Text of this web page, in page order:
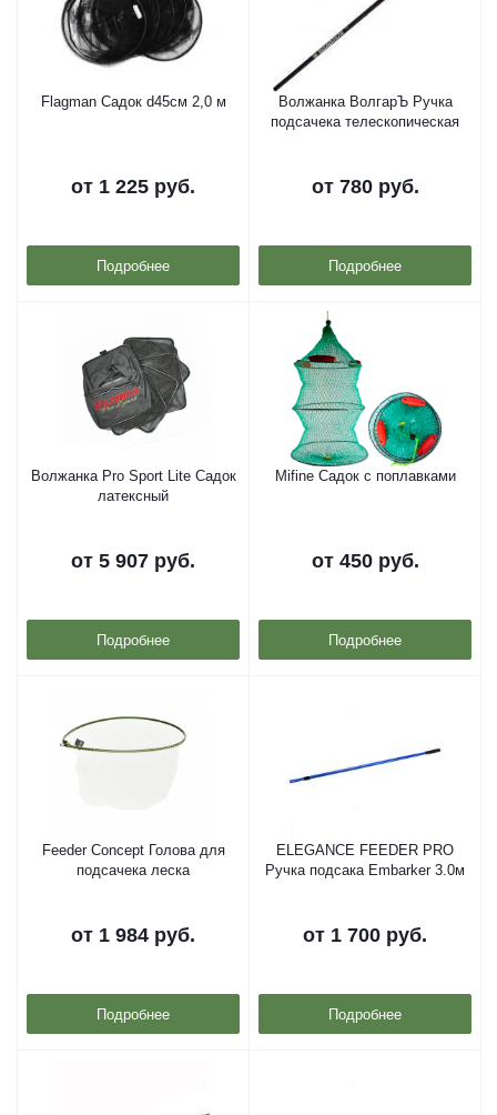
Flagman Садок d45см 2,0 м
от 1 225 руб.
Подробнее
Волжанка ВолгарЪ Ручка
подсачека телескопическая
от 780 руб.
Подробнее
Волжанка Pro Sport Lite Садок
латексный
от 5 907 руб.
Подробнее
Mifine Садок с поплавками
от 450 руб.
Подробнее
Feeder Concept Голова для
подсачека леска
от 1 984 руб.
Подробнее
ELEGANCE FEEDER PRO
Ручка подсака Embarker 3.0м
от 1 700 руб.
Подробнее